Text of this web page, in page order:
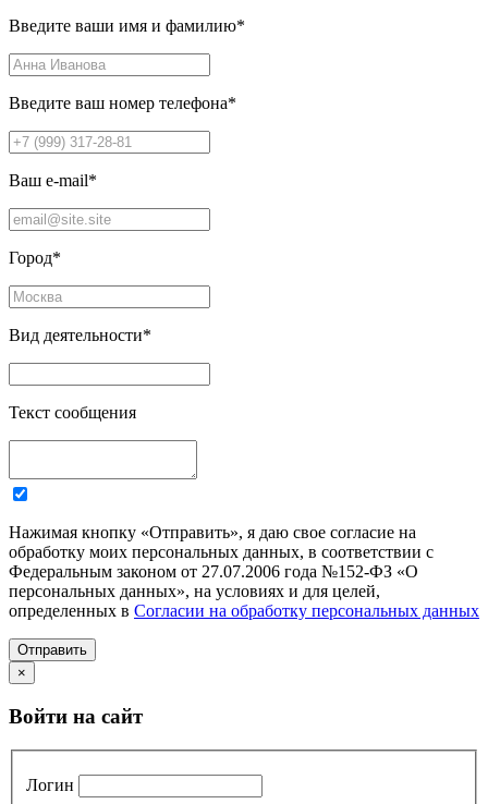
Введите ваши имя и фамилию*
Введите ваш номер телефона*
Ваш e-mail*
Город*
Вид деятельности*
Текст сообщения
Нажимая кнопку «Отправить», я даю свое согласие на
обработку моих персональных данных, в соответствии с
Федеральным законом от 27.07.2006 года №152-ФЗ «О
персональных данных», на условиях и для целей,
определенных в Согласии на обработку персональных данных
Отправить
×
Войти на сайт
Логин